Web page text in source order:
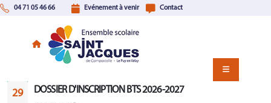
04 71 05 46 66 Evénement à venir Contact
29 DOSSIER D'INSCRIPTION BTS 2026-2027